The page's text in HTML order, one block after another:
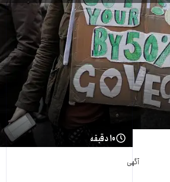
۱۰ دقیقه
آگهی